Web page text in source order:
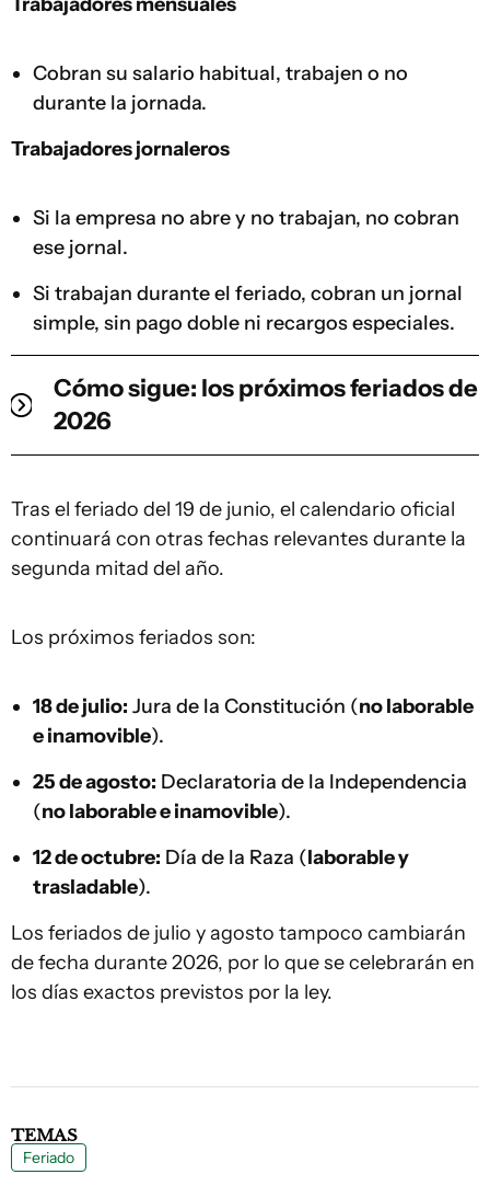
Cobran su salario habitual, trabajen o no
durante la jornada.
Trabajadores jornaleros
Si la empresa no abre y no trabajan, no cobran
ese jornal.
Si trabajan durante el feriado, cobran un jornal
simple, sin pago doble ni recargos especiales.
Cómo sigue: los próximos feriados de
2026
Tras el feriado del 19 de junio, el calendario oficial
continuará con otras fechas relevantes durante la
segunda mitad del año.
Los próximos feriados son:
18 de julio: Jura de la Constitución (no laborable
e inamovible).
25 de agosto: Declaratoria de la Independencia
(no laborable e inamovible).
12 de octubre: Día de la Raza (laborable y
trasladable).
Los feriados de julio y agosto tampoco cambiarán
de fecha durante 2026, por lo que se celebrarán en
los días exactos previstos por la ley.
TEMAS
Feriado